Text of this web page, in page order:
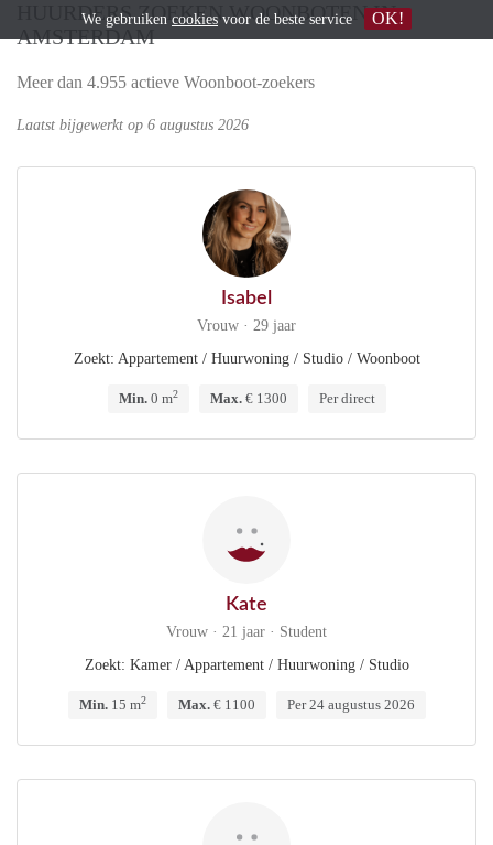
HUURDERS ZOEKEN WOONBOTEN IN
AMSTERDAM
Meer dan 4.955 actieve Woonboot-zoekers
Laatst bijgewerkt op 6 augustus 2026
Isabel
Vrouw · 29 jaar
Zoekt: Appartement / Huurwoning / Studio / Woonboot
Min.0 m2 Max.€ 1300 Per direct
Kate
Vrouw · 21 jaar · Student
Zoekt: Kamer / Appartement / Huurwoning / Studio
Min.15 m2 Max.€ 1100 Per 24 augustus 2026
We gebruiken cookies voor de beste service OK!